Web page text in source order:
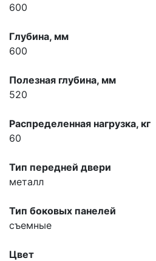
600
Глубина, мм
600
Полезная глубина, мм
520
Распределенная нагрузка, кг
60
Тип передней двери
металл
Тип боковых панелей
съемные
Цвет